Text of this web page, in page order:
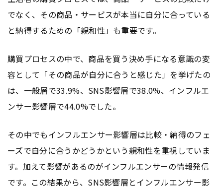
でなく、その商品・サービスが本当に自分に合っている
と納得するための「親和性」も重要です。
購買プロセスの中で、商品を買う決め手になる意識の変
容として「その商品が自分に合うと感じた」を挙げたの
は、一般層で33.9%、SNS影響層で38.0%、インフルエ
ンサー影響層で44.0%でした。
その中でもインフルエンサー影響層は比較・納得のフェ
ーズで自分に合うかどうかという親和性を重視していま
す。加えて影響があるのがインフルエンサーの情報発信
です。この結果から、SNS影響層とインフルエンサー影